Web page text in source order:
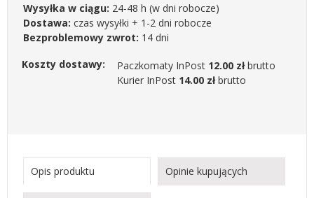
Wysyłka w ciągu: 24-48 h (w dni robocze)
Dostawa: czas wysyłki + 1-2 dni robocze
Bezproblemowy zwrot: 14 dni
Koszty dostawy:
Paczkomaty InPost 12.00 złbrutto
Kurier InPost 14.00 złbrutto
Opis produktu Opinie kupujących